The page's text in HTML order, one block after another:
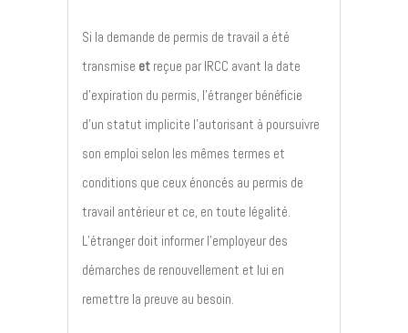
Si la demande de permis de travail a été
transmise et reçue par IRCC avant la date
d’expiration du permis, l’étranger bénéficie
d’un statut implicite l’autorisant à poursuivre
son emploi selon les mêmes termes et
conditions que ceux énoncés au permis de
travail antérieur et ce, en toute légalité.
L’étranger doit informer l’employeur des
démarches de renouvellement et lui en
remettre la preuve au besoin.